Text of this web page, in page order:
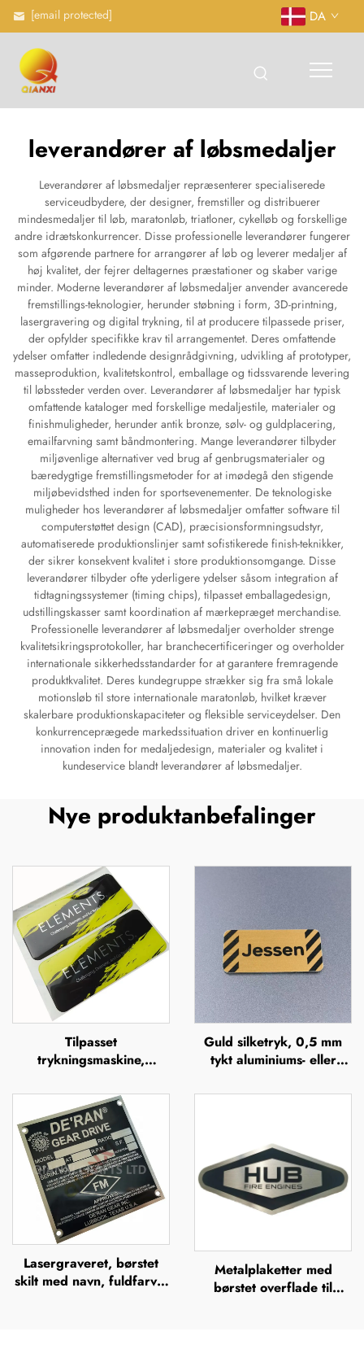
[email protected] DA
leverandører af løbsmedaljer
Leverandører af løbsmedaljer repræsenterer specialiserede
serviceudbydere, der designer, fremstiller og distribuerer
mindesmedaljer til løb, maratonløb, triatloner, cykelløb og forskellige
andre idrætskonkurrencer. Disse professionelle leverandører fungerer
som afgørende partnere for arrangører af løb og leverer medaljer af
høj kvalitet, der fejrer deltagernes præstationer og skaber varige
minder. Moderne leverandører af løbsmedaljer anvender avancerede
fremstillings-teknologier, herunder støbning i form, 3D-printning,
lasergravering og digital trykning, til at producere tilpassede priser,
der opfylder specifikke krav til arrangementet. Deres omfattende
ydelser omfatter indledende designrådgivning, udvikling af prototyper,
masseproduktion, kvalitetskontrol, emballage og tidssvarende levering
til løbssteder verden over. Leverandører af løbsmedaljer har typisk
omfattende kataloger med forskellige medaljestile, materialer og
finishmuligheder, herunder antik bronze, sølv- og guldplacering,
emailfarvning samt båndmontering. Mange leverandører tilbyder
miljøvenlige alternativer ved brug af genbrugsmaterialer og
bæredygtige fremstillingsmetoder for at imødegå den stigende
miljøbevidsthed inden for sportsevenementer. De teknologiske
muligheder hos leverandører af løbsmedaljer omfatter software til
computerstøttet design (CAD), præcisionsformningsudstyr,
automatiserede produktionslinjer samt sofistikerede finish-teknikker,
der sikrer konsekvent kvalitet i store produktionsomgange. Disse
leverandører tilbyder ofte yderligere ydelser såsom integration af
tidtagningssystemer (timing chips), tilpasset emballagedesign,
udstillingskasser samt koordination af mærkepræget merchandise.
Professionelle leverandører af løbsmedaljer overholder strenge
kvalitetsikringsprotokoller, har branchecertificeringer og overholder
internationale sikkerhedsstandarder for at garantere fremragende
produktkvalitet. Deres kundegruppe strækker sig fra små lokale
motionsløb til store internationale maratonløb, hvilket kræver
skalerbare produktionskapaciteter og fleksible serviceydelser. Den
konkurrenceprægede markedssituation driver en kontinuerlig
innovation inden for medaljedesign, materialer og kvalitet i
kundeservice blandt leverandører af løbsmedaljer.
Nye produktanbefalinger
Tilpasset
trykningsmaskine,
polyurethan-etiketter,
epoxyharz-dom, 3D-
sticker
Guld silketryk, 0,5 mm
tykt aluminiums- eller
gravering, hævet
Lasergraveret, børstet
skilt med navn, fuldfarvet
Metalplaketter med
børstet overflade til